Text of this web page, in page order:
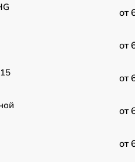
от
от
от
от
от